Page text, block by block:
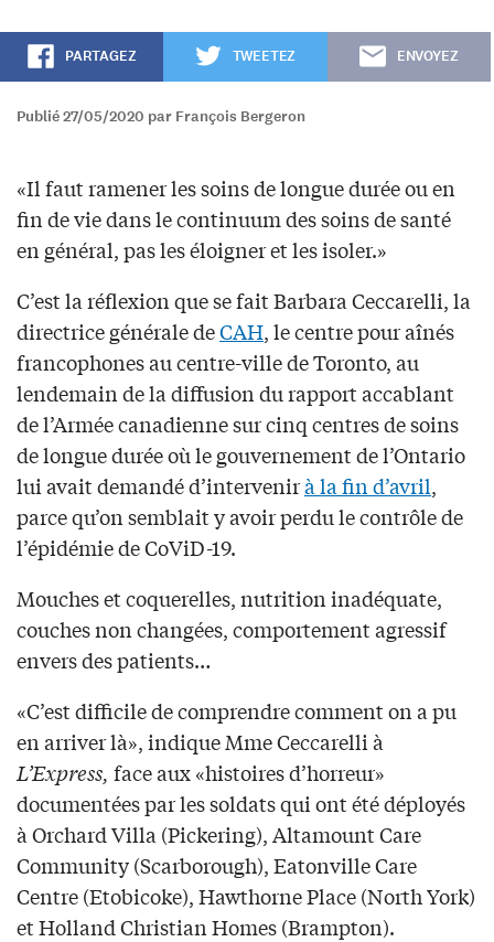
PARTAGEZ TWEETEZ ENVOYEZ
Publié 27/05/2020 par François Bergeron
«Il faut ramener les soins de longue durée ou en
fin de vie dans le continuum des soins de santé
en général, pas les éloigner et les isoler.»
C’est la réflexion que se fait Barbara Ceccarelli, la
directrice générale deCAH, le centre pour aînés
francophones au centre-ville de Toronto, au
lendemain de la diffusion du rapport accablant
de l’Armée canadienne sur cinq centres de soins
de longue durée où le gouvernement de l’Ontario
lui avait demandé d’intervenirà la fin d’avril,
parce qu’on semblait y avoir perdu le contrôle de
l’épidémie de CoViD-19.
Mouches et coquerelles, nutrition inadéquate,
couches non changées, comportement agressif
envers des patients…
«C’est difficile de comprendre comment on a pu
en arriver là», indique Mme Ceccarelli à
L’Express, face aux «histoires d’horreur»
documentées par les soldats qui ont été déployés
à Orchard Villa (Pickering), Altamount Care
Community (Scarborough), Eatonville Care
Centre (Etobicoke), Hawthorne Place (North York)
et Holland Christian Homes (Brampton).